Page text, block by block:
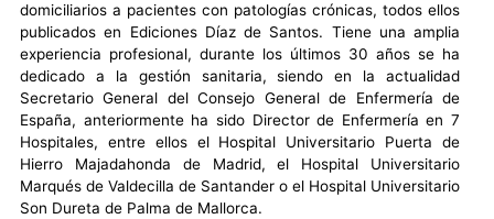
domiciliarios a pacientes con patologías crónicas, todos ellos
publicados en Ediciones Díaz de Santos. Tiene una amplia
experiencia profesional, durante los últimos 30 años se ha
dedicado a la gestión sanitaria, siendo en la actualidad
Secretario General del Consejo General de Enfermería de
España, anteriormente ha sido Director de Enfermería en 7
Hospitales, entre ellos el Hospital Universitario Puerta de
Hierro Majadahonda de Madrid, el Hospital Universitario
Marqués de Valdecilla de Santander o el Hospital Universitario
Son Dureta de Palma de Mallorca.